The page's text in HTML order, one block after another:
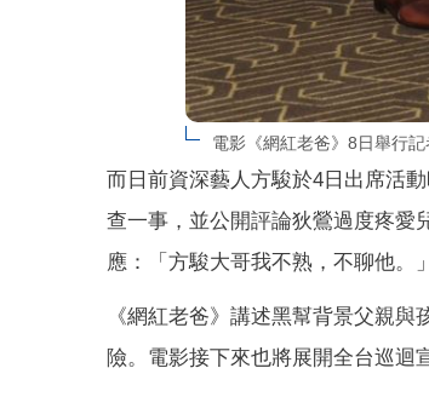
電影《網紅老爸》8日舉行
而日前資深藝人方駿於4日出席活
查一事，並公開評論狄鶯過度疼愛
應：「方駿大哥我不熟，不聊他。」
《網紅老爸》講述黑幫背景父親
險。電影接下來也將展開全台巡迴